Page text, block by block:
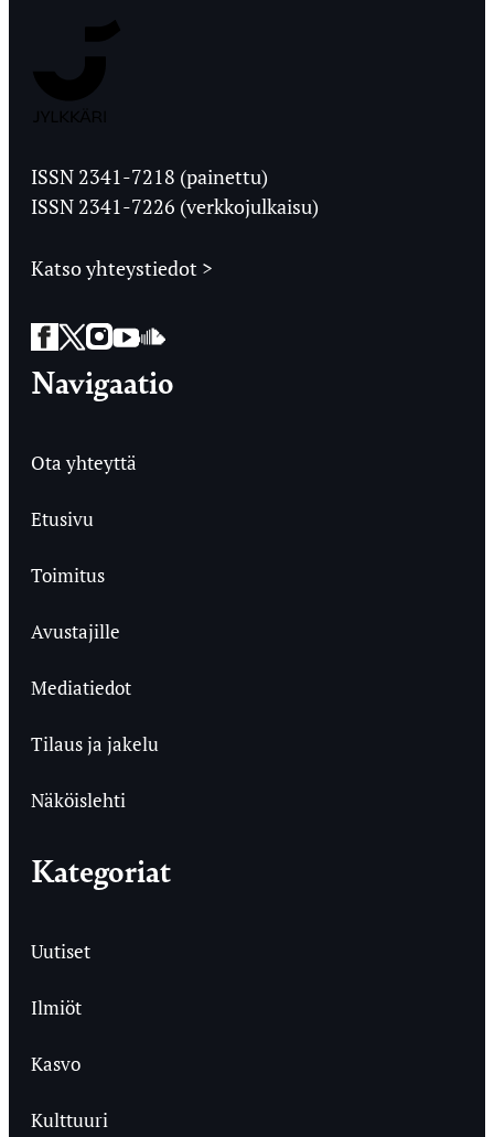
Ylioppilaslehti
ISSN 2341-7218 (painettu)
ISSN 2341-7226 (verkkojulkaisu)
Katso yhteystiedot >
Facebook
Twitter
Instagram
YouTube
SoundCloud
Navigaatio
Ota yhteyttä
Etusivu
Toimitus
Avustajille
Mediatiedot
Tilaus ja jakelu
Näköislehti
Kategoriat
Uutiset
Ilmiöt
Kasvo
Kulttuuri